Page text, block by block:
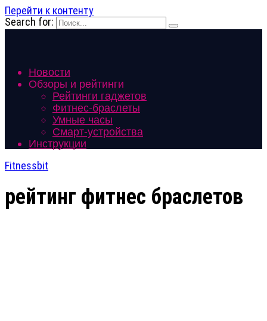
Перейти к контенту
Search for:
Новости
Обзоры и рейтинги
Рейтинги гаджетов
Фитнес-браслеты
Умные часы
Смарт-устройства
Инструкции
Fitnessbit
рейтинг фитнес браслетов